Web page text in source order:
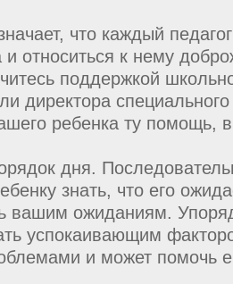
что каждый
относиться к нему
поддержкой
директора
ребенка ту помощь,
дня.
знать, что его
вашим ожиданиям.
успокаивающим
и может помочь